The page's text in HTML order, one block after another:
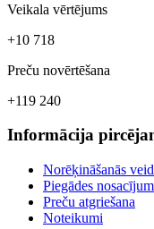
Veikala vērtējums
+10 718
Preču novērtēšana
+119 240
Informācija
Norēķināšanās
Piegādes
Preču atgriešana
Noteikumi